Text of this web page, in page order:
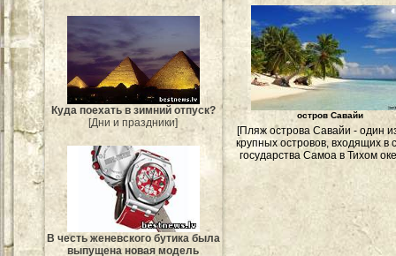
Куда поехать в зимний отпуск?
[Дни и праздники]
В честь женевского бутика была
выпущена новая модель
остров Савайи
[Пляж острова Савайи - один
крупных островов, входящих в
государства Самоа в Тихом